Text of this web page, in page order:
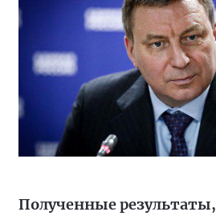
Полученные результаты,